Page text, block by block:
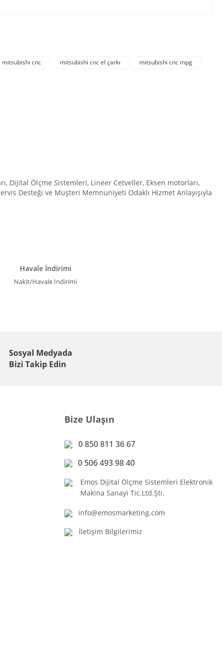
mitsubishi cnc mitsubishi cnc el çarkı
mitsubishi cnc mpg
Dijital Ölçme Sistemleri, Lineer Cetveller, Eksen motorları,
Desteği ve Müşteri Memnuniyeti Odaklı Hizmet Anlayışıyla
Havale İndirimi
Nakit/Havale İndirimi
Sosyal Medyada
Bizi Takip Edin
Bize Ulaşın
0 850 811 36 67
0 506 493 98 40
Emos Dijital Ölçme Sistemleri Elektronik
Makina Sanayi Tic.Ltd.Şti.
info@emosmarketing.com
İletişim Bilgilerimiz